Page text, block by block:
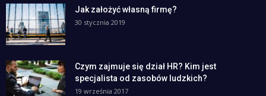
Jak założyć własną firmę?
30 stycznia 2019
Czym zajmuje się dział HR? Kim jest
specjalista od zasobów ludzkich?
19 września 2017